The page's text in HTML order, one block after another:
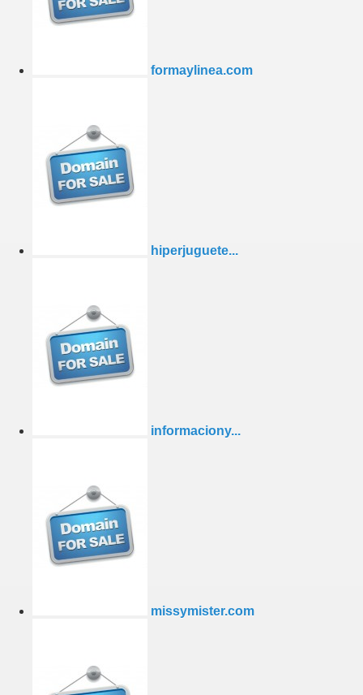
formaylinea.com
hiperjuguete...
informaciony...
missymister.com